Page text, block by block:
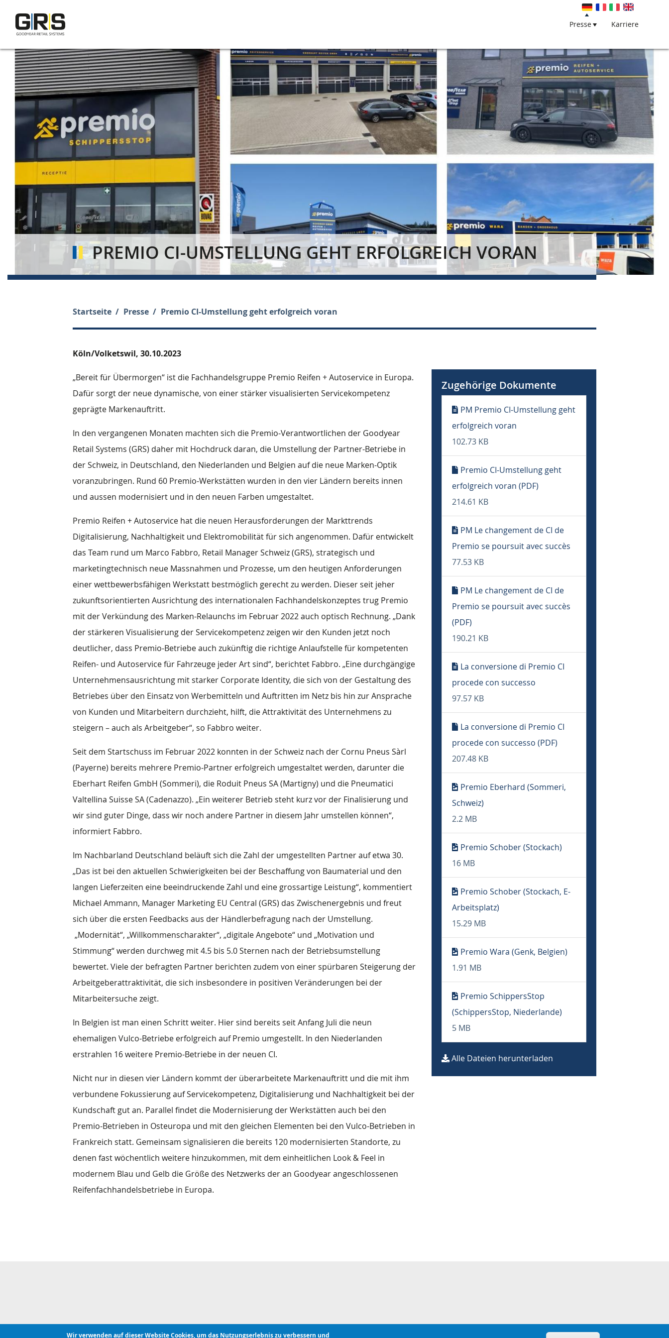
Direkt
zum
Inhalt
Presse Karriere
PREMIO CI-UMSTELLUNG GEHT ERFOLGREICH VORAN
Startseite Presse Premio CI-Umstellung geht erfolgreich voran
Köln/Volketswil,30.10.2023
„Bereit für Übermorgen“ ist die Fachhandelsgruppe Premio Reifen + Autoservice in Europa.
Dafür sorgt der neue dynamische, von einer stärker visualisierten Servicekompetenz
geprägte Markenauftritt.
In den vergangenen Monaten machten sich die Premio-Verantwortlichen der Goodyear
Retail Systems (GRS) daher mit Hochdruck daran, die Umstellung der Partner-Betriebe in
der Schweiz, in Deutschland, den Niederlanden und Belgien auf die neue Marken-Optik
voranzubringen. Rund 60 Premio-Werkstätten wurden in den vier Ländern bereits innen
und aussen modernisiert und in den neuen Farben umgestaltet.
Premio Reifen + Autoservice hat die neuen Herausforderungen der Markttrends
Digitalisierung, Nachhaltigkeit und Elektromobilität für sich angenommen. Dafür entwickelt
das Team rund um Marco Fabbro, Retail Manager Schweiz (GRS), strategisch und
marketingtechnisch neue Massnahmen und Prozesse, um den heutigen Anforderungen
einer wettbewerbsfähigen Werkstatt bestmöglich gerecht zu werden. Dieser seit jeher
zukunftsorientierten Ausrichtung des internationalen Fachhandelskonzeptes trug Premio
mit der Verkündung des Marken-Relaunchs im Februar 2022 auch optisch Rechnung. „Dank
der stärkeren Visualisierung der Servicekompetenz zeigen wir den Kunden jetzt noch
deutlicher, dass Premio-Betriebe auch zukünftig die richtige Anlaufstelle für kompetenten
Reifen- und Autoservice für Fahrzeuge jeder Art sind“, berichtet Fabbro. „Eine durchgängige
Unternehmensausrichtung mit starker Corporate Identity, die sich von der Gestaltung des
Betriebes über den Einsatz von Werbemitteln und Auftritten im Netz bis hin zur Ansprache
von Kunden und Mitarbeitern durchzieht, hilft, die Attraktivität des Unternehmens zu
steigern – auch als Arbeitgeber“, so Fabbro weiter.
Seit dem Startschuss im Februar 2022 konnten in der Schweiz nach der Cornu Pneus Sàrl
(Payerne) bereits mehrere Premio-Partner erfolgreich umgestaltet werden, darunter die
Eberhart Reifen GmbH (Sommeri), die Roduit Pneus SA (Martigny) und die Pneumatici
Valtellina Suisse SA (Cadenazzo). „Ein weiterer Betrieb steht kurz vor der Finalisierung und
wir sind guter Dinge, dass wir noch andere Partner in diesem Jahr umstellen können“,
informiert Fabbro.
Im Nachbarland Deutschland beläuft sich die Zahl der umgestellten Partner auf etwa 30.
„Das ist bei den aktuellen Schwierigkeiten bei der Beschaffung von Baumaterial und den
langen Lieferzeiten eine beeindruckende Zahl und eine grossartige Leistung“, kommentiert
Michael Ammann, Manager Marketing EU Central (GRS) das Zwischenergebnis und freut
sich über die ersten Feedbacks aus der Händlerbefragung nach der Umstellung.
„Modernität“, „Willkommenscharakter“, „digitale Angebote“ und „Motivation und
Stimmung“ werden durchweg mit 4.5 bis 5.0 Sternen nach der Betriebsumstellung
bewertet. Viele der befragten Partner berichten zudem von einer spürbaren Steigerung der
Arbeitgeberattraktivität, die sich insbesondere in positiven Veränderungen bei der
Mitarbeitersuche zeigt.
In Belgien ist man einen Schritt weiter. Hier sind bereits seit Anfang Juli die neun
ehemaligen Vulco-Betriebe erfolgreich auf Premio umgestellt. In den Niederlanden
erstrahlen 16 weitere Premio-Betriebe in der neuen CI.
Nicht nur in diesen vier Ländern kommt der überarbeitete Markenauftritt und die mit ihm
verbundene Fokussierung auf Servicekompetenz, Digitalisierung und Nachhaltigkeit bei der
Kundschaft gut an. Parallel findet die Modernisierung der Werkstätten auch bei den
Premio-Betrieben in Osteuropa und mit den gleichen Elementen bei den Vulco-Betrieben in
Frankreich statt. Gemeinsam signalisieren die bereits 120 modernisierten Standorte, zu
denen fast wöchentlich weitere hinzukommen, mit dem einheitlichen Look & Feel in
modernem Blau und Gelb die Größe des Netzwerks der an Goodyear angeschlossenen
Reifenfachhandelsbetriebe in Europa.
Zugehörige Dokumente
PM Premio CI-Umstellung geht
erfolgreich voran
102.73 KB
Premio CI-Umstellung geht
erfolgreich voran (PDF)
214.61 KB
PM Le changement de CI de
Premio se poursuit avec succès
77.53 KB
PM Le changement de CI de
Premio se poursuit avec succès
(PDF)
190.21 KB
La conversione di Premio CI
procede con successo
97.57 KB
La conversione di Premio CI
procede con successo (PDF)
207.48 KB
Premio Eberhard (Sommeri,
Schweiz)
2.2 MB
Premio Schober (Stockach)
16 MB
Premio Schober (Stockach, E-
Arbeitsplatz)
15.29 MB
Premio Wara (Genk, Belgien)
1.91 MB
Premio SchippersStop
(SchippersStop, Niederlande)
5 MB
Alle Dateien herunterladen
Wir verwenden auf dieser Website Cookies, um das Nutzungserlebnis zu verbessern und